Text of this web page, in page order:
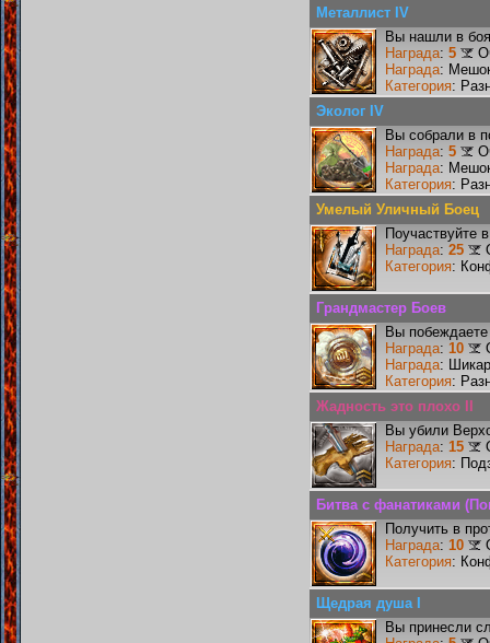
Металлист IV
Вы нашли в
Награда: 5
Награда:
Категория:
Эколог IV
Вы собрали в
Награда: 5
Награда:
Категория:
Умелый Уличный Боец
Поучаствуйте
Награда: 25
Категория:
Грандмастер Боев
Вы
Награда: 10
Награда:
Категория:
Жадность это плохо II
Вы убили
Награда: 15
Категория:
Битва с фанатиками
Получить в
Награда: 10
Категория:
Щедрая душа I
Вы принесли